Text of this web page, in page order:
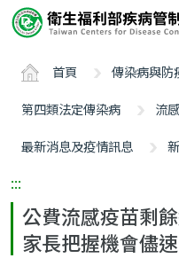
要
ALT+C
首頁 傳染病與防
第四類法定傳染病
流
最新消息及疫情訊息
:::
公費流感疫苗剩
家長把握機會儘